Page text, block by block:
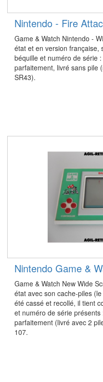
Nintendo - Fire
Game & Watch Nintendo -
état et en version française,
béquille et numéro de série
parfaitement, livré sans pile
SR43).
Nintendo Game &
Game & Watch New Wide
état avec son cache-piles
été cassé et recollé, il tient
et numéro de série
parfaitement (livré avec 2
107.